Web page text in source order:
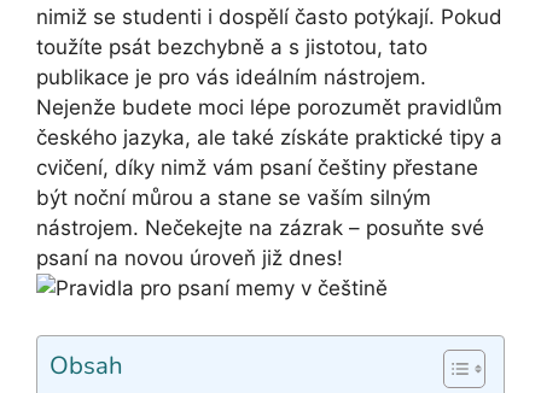
nimiž se studenti i dospělí často potýkají. Pokud
toužíte psát bezchybně a s jistotou, tato
publikace je pro vás ideálním nástrojem.
Nejenže budete moci lépe porozumět pravidlům
českého jazyka, ale také získáte praktické tipy a
cvičení, díky nimž vám psaní češtiny přestane
být noční můrou a stane se vaším silným
nástrojem. Nečekejte na zázrak – posuňte své
psaní na novou úroveň již dnes!
Obsah